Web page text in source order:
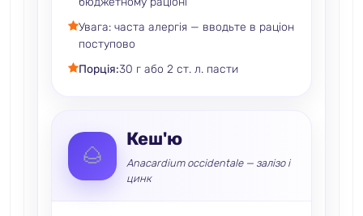
Увага: часта алергія — вводьте в раціон
поступово
Порція:30 г або 2 ст. л. пасти
🌰
Кеш'ю
Anacardium occidentale — залізо і
цинк